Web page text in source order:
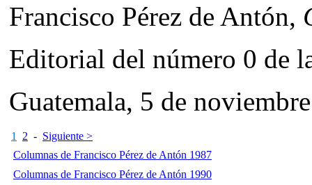
Francisco Pérez de Antón,
Editorial del número 0 de
Guatemala, 5 de
1 2 - Siguiente >
Columnas de Francisco Pérez de Antón 1987
Columnas de Francisco Pérez de Antón 1990